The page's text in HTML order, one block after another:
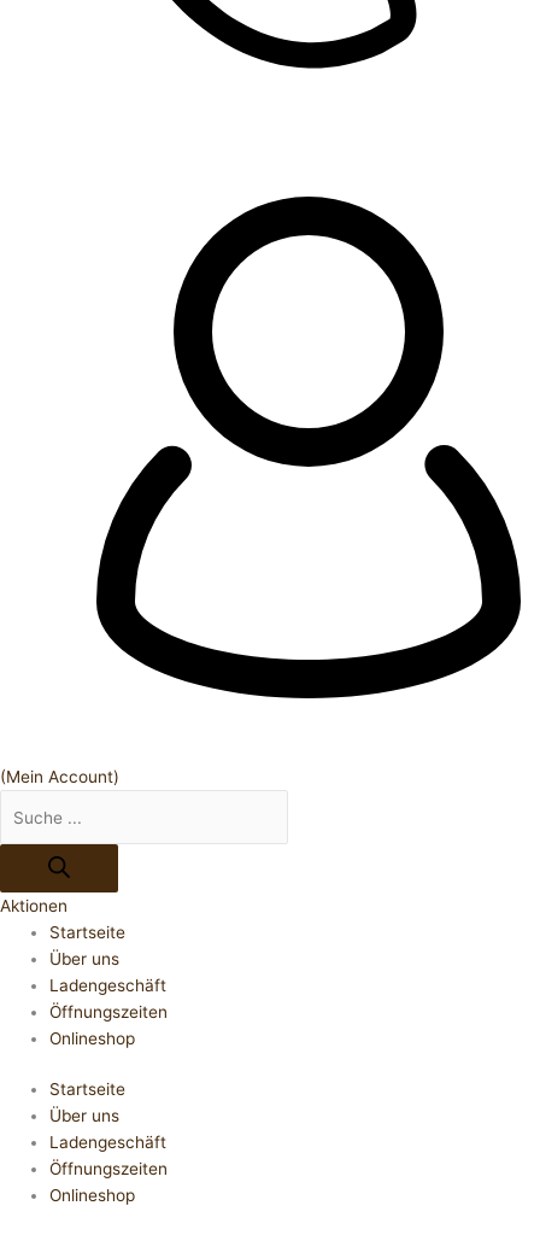
(Mein Account)
Aktionen
Startseite
Über uns
Ladengeschäft
Öffnungszeiten
Onlineshop
Startseite
Über uns
Ladengeschäft
Öffnungszeiten
Onlineshop